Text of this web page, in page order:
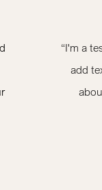
“I'm a
add